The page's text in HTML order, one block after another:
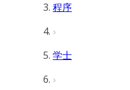
程序
学士